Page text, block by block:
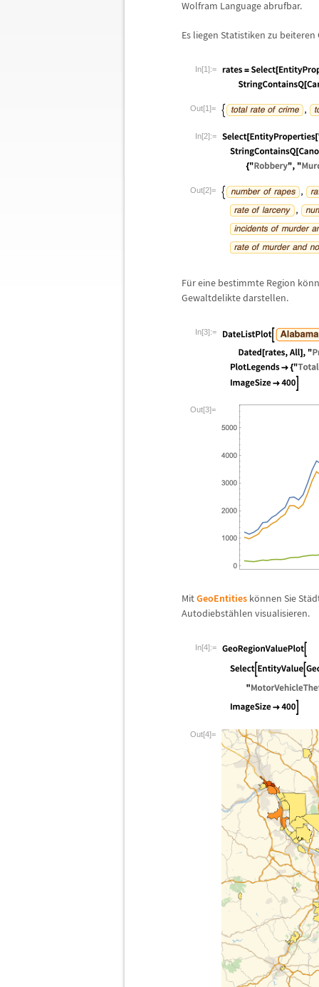
Wolfram Language abrufbar.
Es liegen Statistiken zu
In[1]:=
Out[1]=
In[2]:=
Out[2]=
Für eine bestimmte Region kö
Gewaltdelikte darstellen.
In[3]:=
Out[3]=
MitGeoEntities können Sie Stä
Autodiebstählen visualisieren.
In[4]:=
Out[4]=